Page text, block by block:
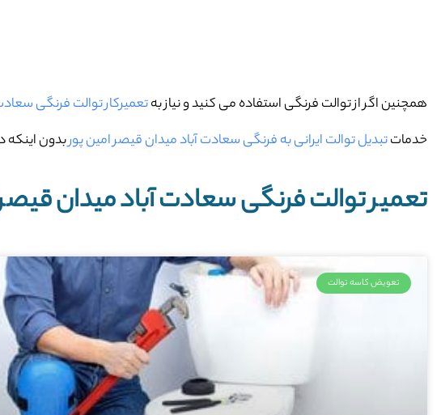
همچنین اگر از توالت فرنگی استفاده می کنید و نیاز بهتعمیرکار توالت فرنگی
خدماتتبدیل توالت ایرانی به فرنگی سعادت آباد میدان قیصر امین پوربدون اینکه
تعمیر توالت فرنگی سعادت آباد میدان
تعویض کاسه توالت